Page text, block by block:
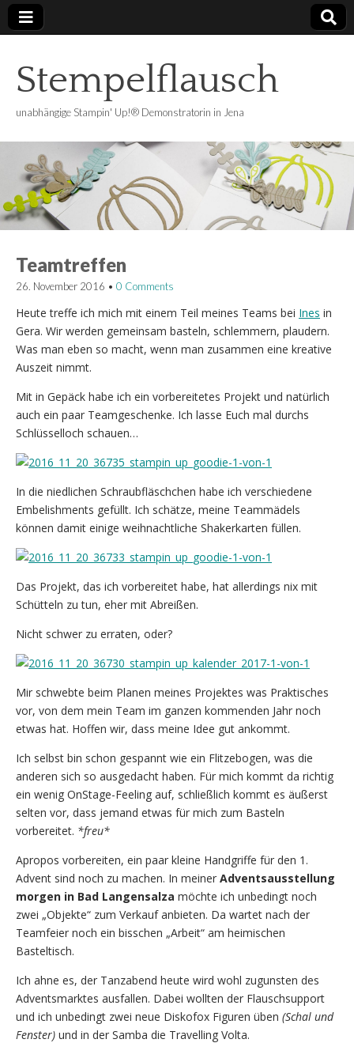
Stempelflausch
unabhängige Stampin' Up!® Demonstratorin in Jena
Teamtreffen
26. November 2016 • 0 Comments
Heute treffe ich mich mit einem Teil meines Teams bei Ines in
Gera. Wir werden gemeinsam basteln, schlemmern, plaudern.
Was man eben so macht, wenn man zusammen eine kreative
Auszeit nimmt.
Mit in Gepäck habe ich ein vorbereitetes Projekt und natürlich
auch ein paar Teamgeschenke. Ich lasse Euch mal durchs
Schlüsselloch schauen…
In die niedlichen Schraubfläschchen habe ich verschiedene
Embelishments gefüllt. Ich schätze, meine Teammädels
können damit einige weihnachtliche Shakerkarten füllen.
Das Projekt, das ich vorbereitet habe, hat allerdings nix mit
Schütteln zu tun, eher mit Abreißen.
Nicht schwer zu erraten, oder?
Mir schwebte beim Planen meines Projektes was Praktisches
vor, von dem mein Team im ganzen kommenden Jahr noch
etwas hat. Hoffen wir, dass meine Idee gut ankommt.
Ich selbst bin schon gespannt wie ein Flitzebogen, was die
anderen sich so ausgedacht haben. Für mich kommt da richtig
ein wenig OnStage-Feeling auf, schließlich kommt es äußerst
selten vor, dass jemand etwas für mich zum Basteln
vorbereitet. *freu*
Apropos vorbereiten, ein paar kleine Handgriffe für den 1.
Advent sind noch zu machen. In meiner Adventsausstellung
morgen in Bad Langensalza möchte ich unbedingt noch
zwei „Objekte“ zum Verkauf anbieten. Da wartet nach der
Teamfeier noch ein bisschen „Arbeit“ am heimischen
Basteltisch.
Ich ahne es, der Tanzabend heute wird wohl zugunsten des
Adventsmarktes ausfallen. Dabei wollten der Flauschsupport
und ich unbedingt zwei neue Diskofox Figuren üben (Schal und
Fenster) und in der Samba die Travelling Volta.